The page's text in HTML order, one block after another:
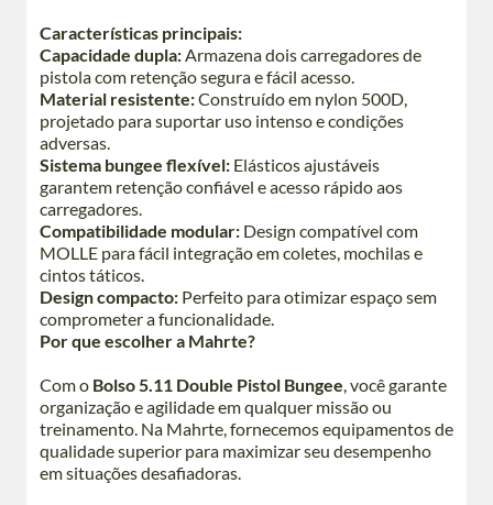
Características principais:
Capacidade dupla:Armazena dois carregadores de
pistola com retenção segura e fácil acesso.
Material resistente:Construído em nylon 500D,
projetado para suportar uso intenso e condições
adversas.
Sistema bungee flexível: Elásticos ajustáveis
garantem retenção confiável e acesso rápido aos
carregadores.
Compatibilidade modular: Design compatível com
MOLLE para fácil integração em coletes, mochilas e
cintos táticos.
Design compacto: Perfeito para otimizar espaço sem
comprometer a funcionalidade.
Por que escolher a Mahrte?
Com o Bolso 5.11 Double Pistol Bungee, você garante
organização e agilidade em qualquer missão ou
treinamento. Na Mahrte, fornecemos equipamentos de
qualidade superior para maximizar seu desempenho
em situações desafiadoras.